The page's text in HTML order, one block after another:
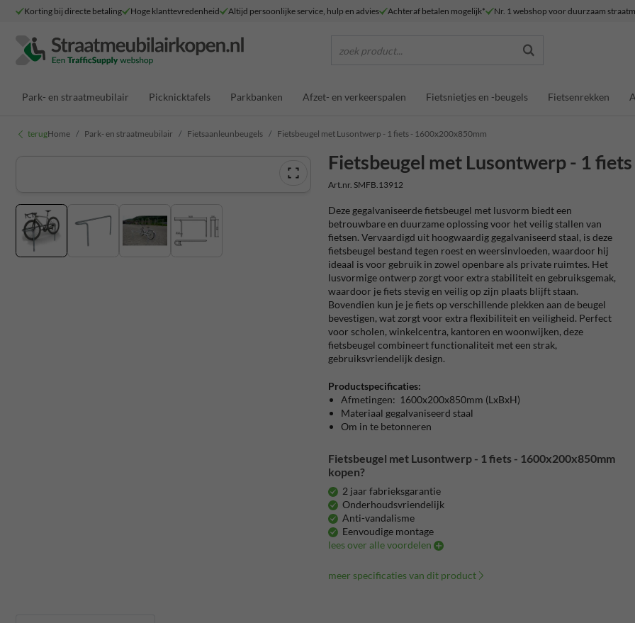
Korting bij directe betaling Hoge klanttevredenheid Altijd persoonlijke service, hulp en advies Achteraf betalen mogelijk* Nr. 1 webshop voor duurzaam
zoek product...
Park- en straatmeubilair Picknicktafels Parkbanken Afzet- en verkeerspalen Fietsnietjes en -beugels Fietsenrekken
terugHome Park- en straatmeubilair Fietsaanleunbeugels Fietsbeugel met Lusontwerp - 1 fiets - 1600x200x850mm
Fietsbeugel met Lusontwerp - 1
Art.nr. SMFB.13912
Deze gegalvaniseerde fietsbeugel met lusvorm biedt een
betrouwbare en duurzame oplossing voor het veilig stallen van
fietsen. Vervaardigd uit hoogwaardig gegalvaniseerd staal, is deze
fietsbeugel bestand tegen roest en weersinvloeden, waardoor hij
ideaal is voor gebruik in zowel openbare als private ruimtes. Het
lusvormige ontwerp zorgt voor extra stabiliteit en gebruiksgemak,
waardoor je fiets stevig en veilig op zijn plaats blijft staan.
Bovendien kun je je fiets op verschillende plekken aan de beugel
bevestigen, wat zorgt voor extra flexibiliteit en veiligheid. Perfect
voor scholen, winkelcentra, kantoren en woonwijken, deze
fietsbeugel combineert functionaliteit met een strak,
gebruiksvriendelijk design.
Productspecificaties:
Afmetingen: 1600x200x850mm (LxBxH)
Materiaal gegalvaniseerd staal
Om in te betonneren
Fietsbeugel met Lusontwerp - 1 fiets - 1600x200x850mm
kopen?
2 jaar fabrieksgarantie
Onderhoudsvriendelijk
Anti-vandalisme
Eenvoudige montage
lees over alle voordelen
meer specificaties van dit product